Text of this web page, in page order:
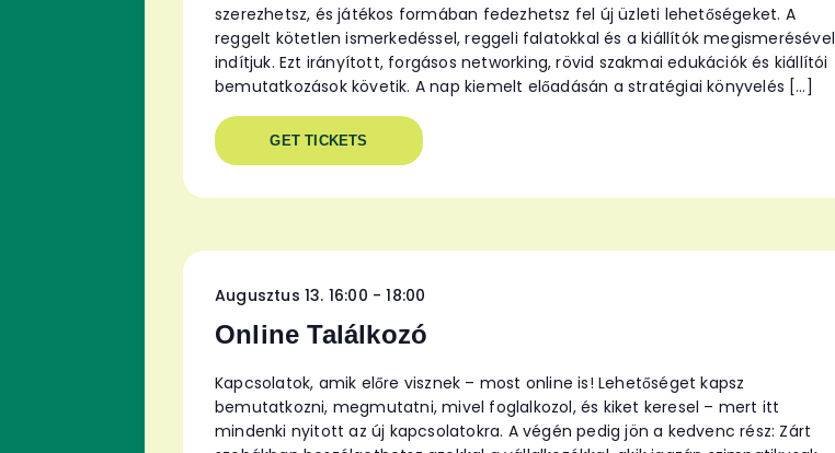
szerezhetsz, és játékos formában fedezhetsz fel új üzleti lehetőségeket. A
reggelt kötetlen ismerkedéssel, reggeli falatokkal és a kiállítók megismerésével
indítjuk. Ezt irányított, forgásos networking, rövid szakmai edukációk és kiállítói
bemutatkozások követik. A nap kiemelt előadásán a stratégiai könyvelés […]
GET TICKETS
Online Találkozó
Augusztus 13. 16:00 -18:00
Kapcsolatok, amik előre visznek – most online is! Lehetőséget kapsz
bemutatkozni, megmutatni, mivel foglalkozol, és kiket keresel – mert itt
mindenki nyitott az új kapcsolatokra. A végén pedig jön a kedvenc rész: Zárt